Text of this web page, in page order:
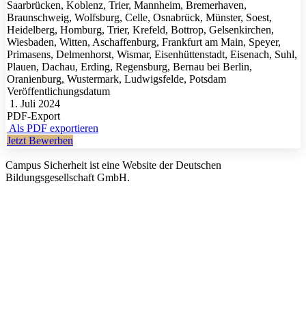
Saarbrücken, Koblenz, Trier, Mannheim, Bremerhaven,
Braunschweig, Wolfsburg, Celle, Osnabrück, Münster, Soest,
Heidelberg, Homburg, Trier, Krefeld, Bottrop, Gelsenkirchen,
Wiesbaden, Witten, Aschaffenburg, Frankfurt am Main, Speyer,
Primasens, Delmenhorst, Wismar, Eisenhüttenstadt, Eisenach, Suhl,
Plauen, Dachau, Erding, Regensburg, Bernau bei Berlin,
Oranienburg, Wustermark, Ludwigsfelde, Potsdam
Veröffentlichungsdatum
1. Juli 2024
PDF-Export
Als PDF exportieren
Jetzt Bewerben
Campus Sicherheit ist eine Website der Deutschen
Bildungsgesellschaft GmbH.